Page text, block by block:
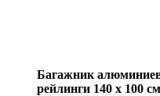
Багажник
рейлинги 140 х 100 см